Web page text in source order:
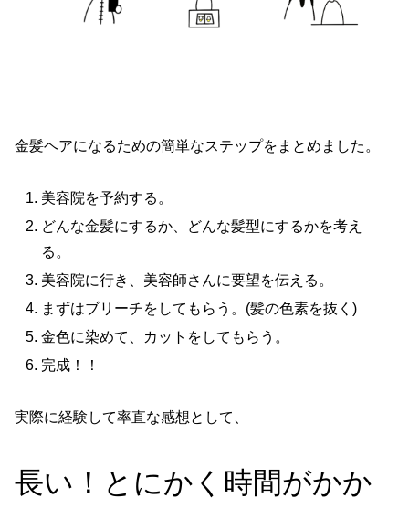
金髪ヘアになるための簡単なステップをまとめました。
美容院を予約する。
どんな金髪にするか、どんな髪型にするかを考え
る。
美容院に行き、美容師さんに要望を伝える。
まずはブリーチをしてもらう。(髪の色素を抜く)
金色に染めて、カットをしてもらう。
完成！！
実際に経験して率直な感想として、
長い！とにかく時間がかか